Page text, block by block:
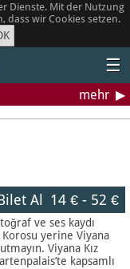
Dienste. Mit der Nutzung
dass wir Cookies setzen.
☰
mehr
Al 14 €- 52 €
ve ses kaydı
yerine Viyana
Viyana Kız
kapsamlı